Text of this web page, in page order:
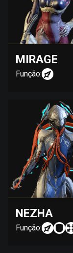
MIRAGE
Função:
NEZHA
Função: